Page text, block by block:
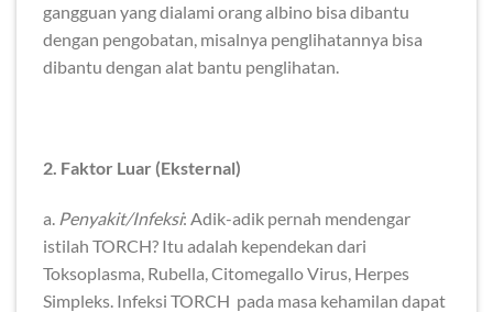
gangguan yang dialami orang albino bisa dibantu
dengan pengobatan, misalnya penglihatannya bisa
dibantu dengan alat bantu penglihatan.
2. Faktor Luar (Eksternal)
a. Penyakit/Infeksi: Adik-adik pernah mendengar
istilah TORCH? Itu adalah kependekan dari
Toksoplasma, Rubella, Citomegallo Virus, Herpes
Simpleks. Infeksi TORCH pada masa kehamilan dapat